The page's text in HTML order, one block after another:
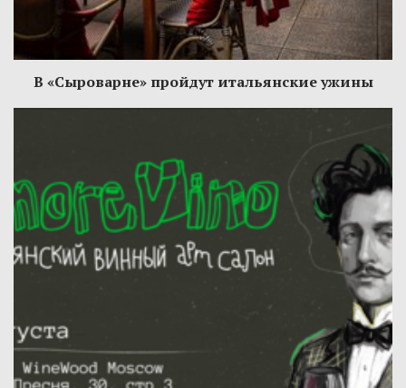
В «Сыроварне» пройдут итальянские ужины